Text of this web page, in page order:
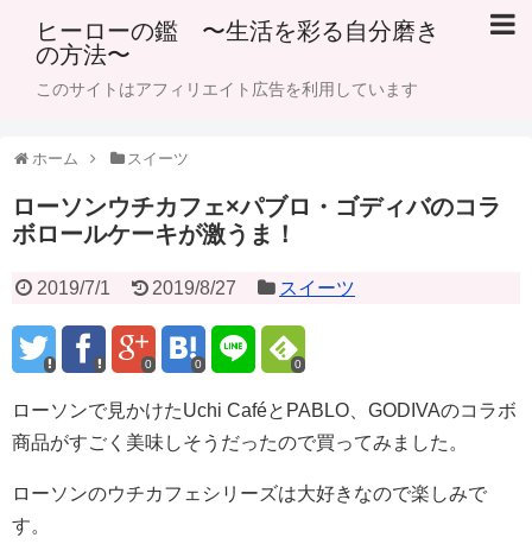
ヒーローの鑑 〜生活を彩る自分磨き
の方法〜
このサイトはアフィリエイト広告を利用しています
ホーム スイーツ
ローソンウチカフェ×パブロ・ゴディバのコラ
ボロールケーキが激うま！
2019/7/1 2019/8/27 スイーツ
0 0 0
ローソンで見かけたUchi CaféとPABLO、GODIVAのコラボ
商品がすごく美味しそうだったので買ってみました。
ローソンのウチカフェシリーズは大好きなので楽しみで
す。